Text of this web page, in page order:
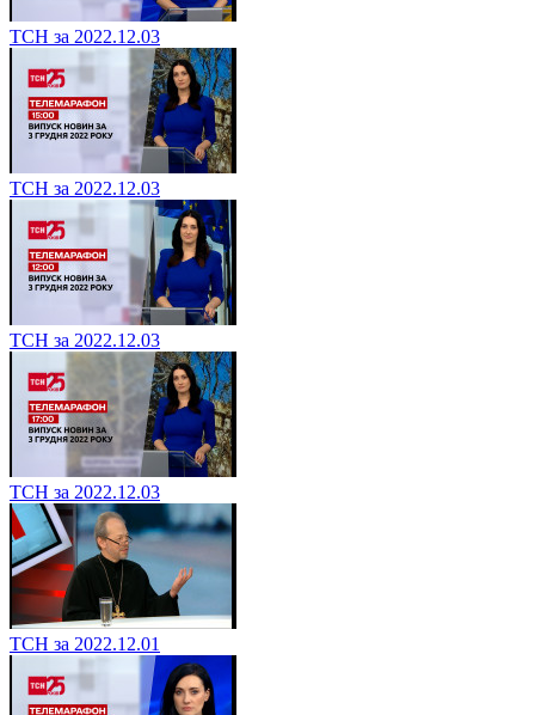
ТСН за 2022.12.03
ТСН за 2022.12.03
ТСН за 2022.12.03
ТСН за 2022.12.03
ТСН за 2022.12.01